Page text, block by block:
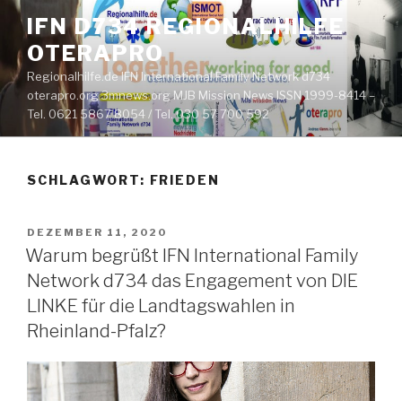
Zum
Inhalt
springen
IFN D734 REGIONALHILFE
OTERAPRO
Regionalhilfe.de IFN International Family Network d734
oterapro.org 3mnews.org MJB Mission News ISSN 1999-8414 –
Tel. 0621 5867 8054 / Tel. 030 57 700 592
SCHLAGWORT: FRIEDEN
VERÖFFENTLICHT
AM
DEZEMBER 11, 2020
Warum begrüßt IFN International Family
Network d734 das Engagement von DIE
LINKE für die Landtagswahlen in
Rheinland-Pfalz?